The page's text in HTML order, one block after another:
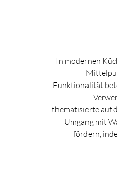
In modernen
Funktionalität
thematisierte auf
Umgang mit
fördern,